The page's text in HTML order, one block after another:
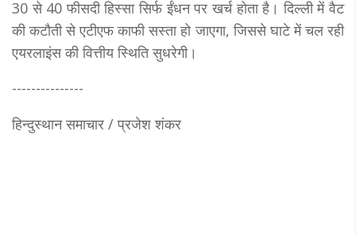
30 से 40 फीसदी हिस्सा सिर्फ ईंधन पर खर्च होता है। दिल्ली में वैट
की कटौती से एटीएफ काफी सस्ता हो जाएगा, जिससे घाटे में चल रही
एयरलाइंस की वित्तीय स्थिति सुधरेगी।
---------------
हिन्दुस्थान समाचार / प्रजेश शंकर